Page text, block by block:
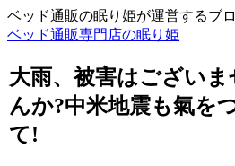
ベッド通販の眠り姫が運営するブロ
ベッド通販専門店の眠り姫
大雨、被害はございま
んか?中米地震も氣を
て!